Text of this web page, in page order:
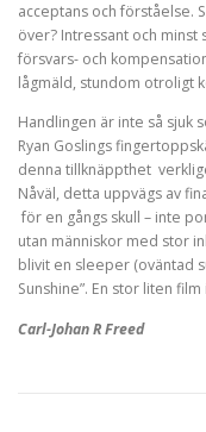
acceptans och förståelse.
över? Intressant och minst
försvars- och
lågmäld, stundom otroligt
Handlingen är inte så sjuk
Ryan Goslings
denna tillknäppthet
Nåväl, detta uppvägs av
för en gångs skull – inte
utan människor med stor
blivit en sleeper (oväntad
Sunshine”. En stor liten
Carl-Johan R Freed